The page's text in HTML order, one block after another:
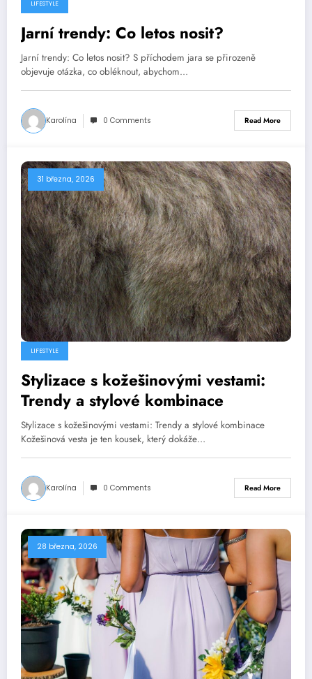
LIFESTYLE
Jarní trendy: Co letos nosit?
Jarní trendy: Co letos nosit? S příchodem jara se přirozeně
objevuje otázka, co obléknout, abychom…
Karolína 0 Comments Read More
31 března, 2026
LIFESTYLE
Stylizace s kožešinovými vestami:
Trendy a stylové kombinace
Stylizace s kožešinovými vestami: Trendy a stylové kombinace
Kožešinová vesta je ten kousek, který dokáže…
Karolína 0 Comments Read More
28 března, 2026